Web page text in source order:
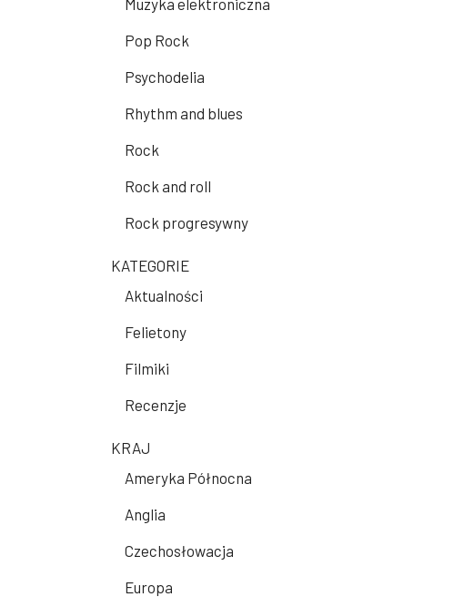
Muzyka elektroniczna
Pop Rock
Psychodelia
Rhythm and blues
Rock
Rock and roll
Rock progresywny
KATEGORIE
Aktualności
Felietony
Filmiki
Recenzje
KRAJ
Ameryka Północna
Anglia
Czechosłowacja
Europa